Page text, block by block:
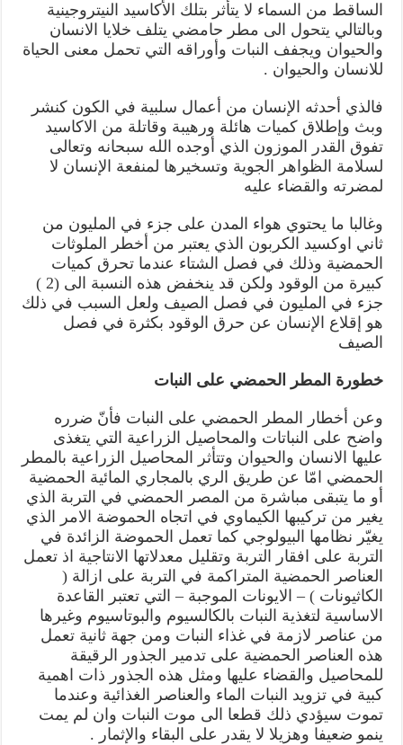
الساقط من السماء لا يتأثر بتلك الأكاسيد النيتروجينية
وبالتالي يتحول الى مطر حامضي يتلف خلايا الانسان
والحيوان ويجفف النبات وأوراقه التي تحمل معنى الحياة
للانسان والحيوان .
فالذي أحدثه الإنسان من أعمال سلبية في الكون كنشر
وبث وإطلاق كميات هائلة ورهيبة وقاتلة من الاكاسيد
تفوق القدر الموزون الذي أوجده الله سبحانه وتعالى
لسلامة الظواهر الجوية وتسخيرها لمنفعة الإنسان لا
لمضرته والقضاء عليه
وغالبا ما يحتوي هواء المدن على جزء في المليون من
ثاني اوكسيد الكربون الذي يعتبر من أخطر الملوثات
الحمضية وذلك في فصل الشتاء عندما تحرق كميات
كبيرة من الوقود ولكن قد ينخفض هذه النسبة الى (2 )
جزء في المليون في فصل الصيف ولعل السبب في ذلك
هو إقلاع الإنسان عن حرق الوقود بكثرة في فصل
الصيف
خطورة المطر الحمضي على النبات
وعن أخطار المطر الحمضي على النبات فأنّ ضرره
واضح على النباتات والمحاصيل الزراعية التي يتغذى
عليها الانسان والحيوان وتتأثر المحاصيل الزراعية بالمطر
الحمضي امّا عن طريق الري بالمجاري المائية الحمضية
أو ما يتبقى مباشرة من المصر الحمضي في التربة الذي
يغير من تركيبها الكيماوي في اتجاه الحموضة الامر الذي
يغيّر نظامها البيولوجي كما تعمل الحموضة الزائدة في
التربة على افقار التربة وتقليل معدلاتها الانتاجية اذ تعمل
العناصر الحمضية المتراكمة في التربة على ازالة (
الكاثيونات ) – الايونات الموجبة – التي تعتبر القاعدة
الاساسية لتغذية النبات بالكالسيوم والبوتاسيوم وغيرها
من عناصر لازمة في غذاء النبات ومن جهة ثانية تعمل
هذه العناصر الحمضية على تدمير الجذور الرقيقة
للمحاصيل والقضاء عليها ومثل هذه الجذور ذات اهمية
كبية في تزويد النبات الماء والعناصر الغذائية وعندما
تموت سيؤدي ذلك قطعا الى موت النبات وان لم يمت
ينمو ضعيفا وهزيلا لا يقدر على البقاء والإثمار .